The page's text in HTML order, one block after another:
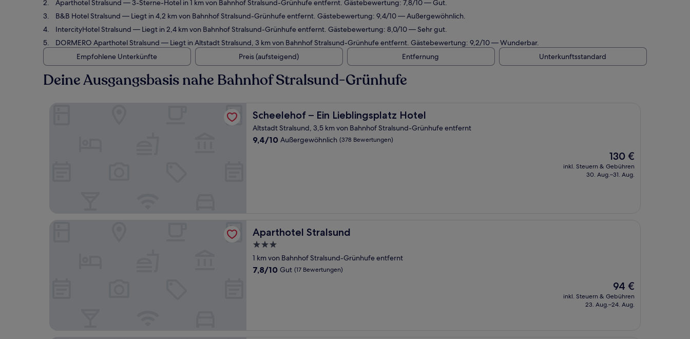
Aparthotel Stralsund — 3-Sterne-Hotel in 1 km von Bahnhof Stralsund-Grünhufe entfernt. Gästebewertung: 7,8/10 — Gut.
B&B Hotel Stralsund — Liegt in 4,2 km von Bahnhof Stralsund-Grünhufe entfernt. Gästebewertung: 9,4/10 — Außergewöhnlich.
IntercityHotel Stralsund — Liegt in 2,4 km von Bahnhof Stralsund-Grünhufe entfernt. Gästebewertung: 8,0/10 — Sehr gut.
DORMERO Aparthotel Stralsund — Liegt in Altstadt Stralsund, 3 km von Bahnhof Stralsund-Grünhufe entfernt. Gästebewertung: 9,2/10 — Wunderbar.
Empfohlene Unterkünfte
Preis (aufsteigend) Entfernung Unterkunftsstandard
Deine Ausgangsbasis nahe Bahnhof Stralsund-Grünhufe
Scheelehof – Ein Lieblingsplatz Hotel
Scheelehof – Ein Lieblingsplatz Hotel
Altstadt Stralsund, 3,5 km von Bahnhof Stralsund-Grünhufe entfernt
9.4
9,4/10 Außergewöhnlich (378 Bewertungen)
Der
Preis
beträgt
130 €
inkl. Steuern & Gebühren
30. Aug.–31. Aug.
Aparthotel Stralsund
Aparthotel Stralsund
3.0-
Sterne-
Unterkunft
1 km von Bahnhof Stralsund-Grünhufe entfernt
7.8
7,8/10 Gut (17 Bewertungen)
Der
Preis
beträgt
94 €
inkl. Steuern & Gebühren
23. Aug.–24. Aug.